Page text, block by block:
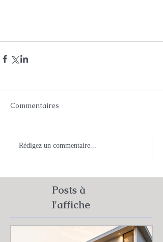
Commentaires
Rédigez un commentaire...
Posts à
l'affiche